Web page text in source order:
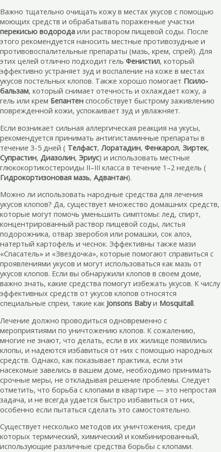
Важно тщательно очищать кожу в местах укусов с помощью
моющих средств и обрабатывать пораженные участки
перекисью водорода или раствором пищевой соды. После
этого рекомендуется наносить местные противозудные и
противовоспалительные препараты (мазь, крем, спрей). Для
этих целей отлично подходит гель Фенистил, который
эффективно устраняет зуд и воспаление на коже в местах
укусов постельных клопов. Также хорошо помогает Псило-
бальзам, который снимает отечность и охлаждает кожу, а
гель или крем Бепантен способствует быстрому заживлению
поврежденной кожи, успокаивает зуд и увлажняет.
Если возникает сильная аллергическая реакция на укусы,
рекомендуется принимать антигистаминные препараты в
течение 3-5 дней ( Телфаст, Лоратадин, Фенкарол, Зиртек,
Супрастин, Диазолин, Эриус) и использовать местные
глюкокортикостероиды II–III класса в течение 1–2 недель (
Гидрокортизоновая мазь, Адвантан).
Можно ли использовать народные средства для лечения
укусов клопов? Да, существует множество домашних средств,
которые могут помочь уменьшить симптомы: лед, спирт,
концентрированный раствор пищевой соды, листья
подорожника, отвар зверобоя или ромашки, сок алоэ,
натертый картофель и чеснок. Эффективны также мази
«Спасатель» и «Звездочка», которые помогают справиться с
проявлениями укусов и могут использоваться как мазь от
укусов клопов. Если вы обнаружили клопов в своем доме,
важно знать, какие средства помогут избежать укусов. К числу
эффективных средств от укусов клопов относятся
специальные спреи, такие как Jonsons Babyи Mosquitall.
Лечение должно проводиться одновременно с
мероприятиями по уничтожению клопов. К сожалению,
многие не знают, что делать, если в их жилище появились
клопы, и надеются избавиться от них с помощью народных
средств. Однако, как показывает практика, если эти
насекомые завелись в вашем доме, необходимо принимать
срочные меры, не откладывая решение проблемы. Следует
отметить, что борьба с клопами в квартире — это непростая
задача, и не всегда удается быстро избавиться от них,
особенно если пытаться сделать это самостоятельно.
Существует несколько методов их уничтожения, среди
которых термический, химический и комбинированный,
использующие различные средства борьбы с клопами.